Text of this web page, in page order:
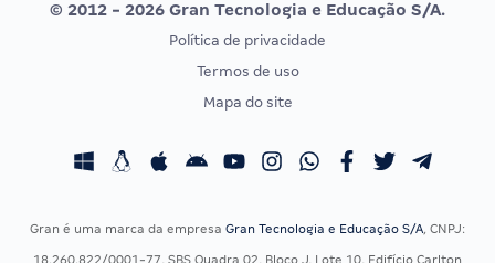
Vunesp
CONCURSOS POR PROFISSÃO
Concursos Fiscais
EXAME DE ORDEM
Calendário OAB
© 2012 - 2026 Gran Tecnologia e Educação S/A.
Política de privacidade
Termos de uso
Mapa do site
Gran é uma marca da empresa Gran Tecnologia e Educação S/A, CNPJ:
18.260.822/0001-77, SBS Quadra 02, Bloco J, Lote 10, Edifício Carlton